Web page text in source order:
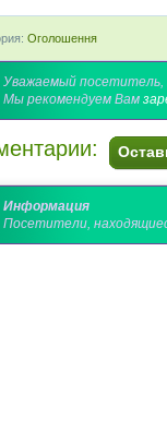
Оголошення
Уважаемый посетитель,
Мы рекомендуем Вам
Информация
Посетители,